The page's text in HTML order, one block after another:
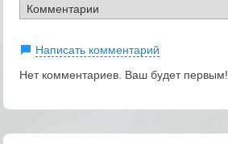
Написать комментарий
Нет комментариев. Ваш будет первым!